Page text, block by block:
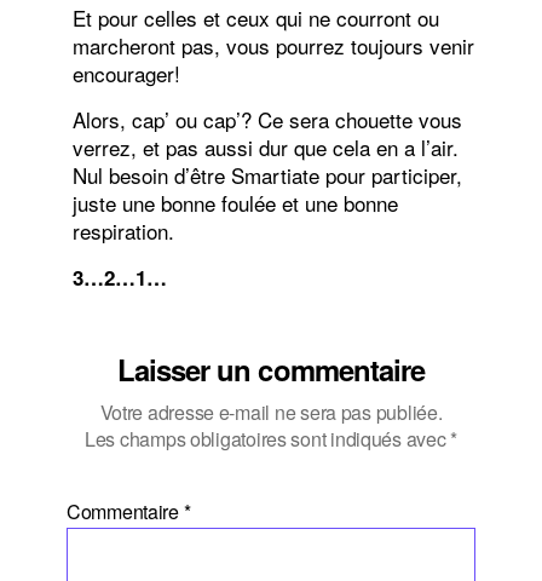
Et pour celles et ceux qui ne courront ou
marcheront pas, vous pourrez toujours venir
encourager!
Alors, cap’ ou cap’? Ce sera chouette vous
verrez, et pas aussi dur que cela en a l’air.
Nul besoin d’être Smartiate pour participer,
juste une bonne foulée et une bonne
respiration.
3…2…1…
Laisser un commentaire
Votre adresse e-mail ne sera pas publiée.
Les champs obligatoires sont indiqués avec*
Commentaire*